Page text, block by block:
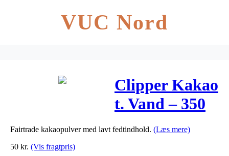
VUC Nord
Clipper Kakao
t. Vand – 350
Gram
Fairtrade kakaopulver med lavt fedtindhold. (Læs mere)
50 kr. (Vis fragtpris)